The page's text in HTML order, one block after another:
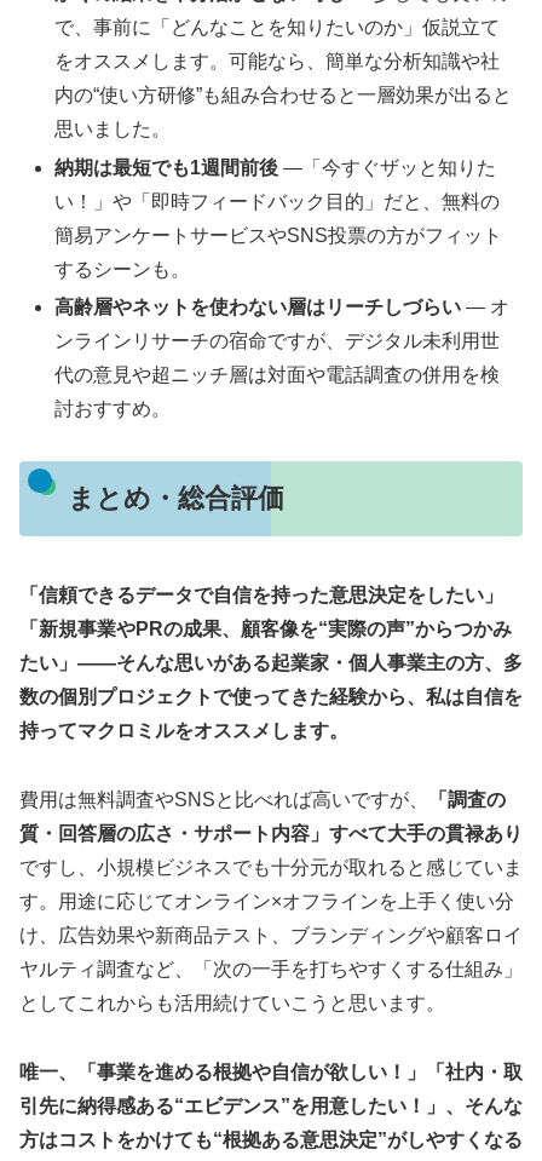
で、事前に「どんなことを知りたいのか」仮説立て
をオススメします。可能なら、簡単な分析知識や社
内の“使い方研修”も組み合わせると一層効果が出ると
思いました。
納期は最短でも1週間前後 —「今すぐザッと知りた
い！」や「即時フィードバック目的」だと、無料の
簡易アンケートサービスやSNS投票の方がフィット
するシーンも。
高齢層やネットを使わない層はリーチしづらい — オ
ンラインリサーチの宿命ですが、デジタル未利用世
代の意見や超ニッチ層は対面や電話調査の併用を検
討おすすめ。
まとめ・総合評価
「信頼できるデータで自信を持った意思決定をしたい」
「新規事業やPRの成果、顧客像を“実際の声”からつかみ
たい」——そんな思いがある起業家・個人事業主の方、多
数の個別プロジェクトで使ってきた経験から、私は自信を
持ってマクロミルをオススメします。
費用は無料調査やSNSと比べれば高いですが、
「調査の
質・回答層の広さ・サポート内容」すべて大手の貫禄あり
ですし、小規模ビジネスでも十分元が取れると感じていま
す。用途に応じてオンライン×オフラインを上手く使い分
け、広告効果や新商品テスト、ブランディングや顧客ロイ
ヤルティ調査など、「次の一手を打ちやすくする仕組み」
としてこれからも活用続けていこうと思います。
唯一、「事業を進める根拠や自信が欲しい！」「社内・取
引先に納得感ある“エビデンス”を用意したい！」、そんな
方はコストをかけても“根拠ある意思決定”がしやすくなる